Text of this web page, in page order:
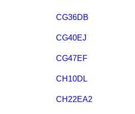
CG36DB
CG40EJ
CG47EF
CH10DL
CH22EA2